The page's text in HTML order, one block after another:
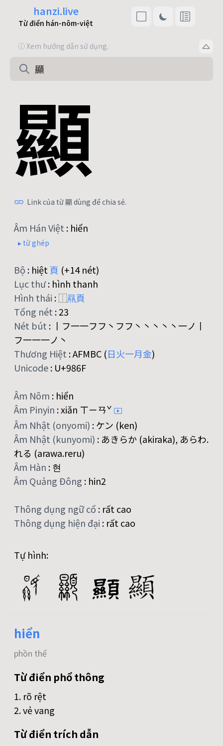
hanzi.live
Từ điển hán-nôm-việt
ⓘ Xem hướng dẫn sử dụng.
顯
Link của từ 顯 dùng để chia sẻ.
Âm Hán Việt : hiển
▸ từ ghép
Bộ : hiệt 頁 (+14 nét)
Lục thư: hình thanh
Hình thái :⿰㬎頁
Tổng nét :23
Nét bút : 丨フ一一フフ丶フフ丶丶丶丶丶一ノ丨
フ一一一ノ丶
Thương Hiệt :AFMBC (日火一月金)
Unicode: U+986F
Âm Nôm : hiển
Âm Pinyin :xiǎn ㄒㄧㄢˇ
Âm Nhật (onyomi) :ケン (ken)
Âm Nhật (kunyomi) : あきらか (akiraka), あらわ.
れる (arawa.reru)
Âm Hàn :현
Âm Quảng Đông : hin2
Thông dụng ngữ cổ : rất cao
Thông dụng hiện đại : rất cao
Tự hình:
hiển
phồn thể
Từ điển phổ thông
1. rõ rệt
2. vẻ vang
Từ điển trích dẫn